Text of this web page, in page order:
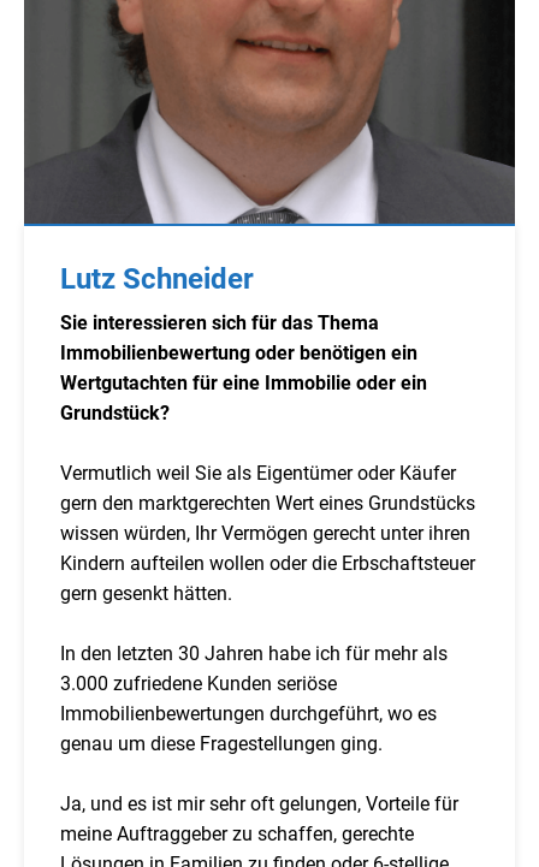
Lutz Schneider
Sie interessieren sich für das Thema
Immobilienbewertung oder benötigen ein
Wertgutachten für eine Immobilie oder ein
Grundstück?
Vermutlich weil Sie als Eigentümer oder Käufer
gern den marktgerechten Wert eines Grundstücks
wissen würden, Ihr Vermögen gerecht unter ihren
Kindern aufteilen wollen oder die Erbschaftsteuer
gern gesenkt hätten.
In den letzten 30 Jahren habe ich für mehr als
3.000 zufriedene Kunden seriöse
Immobilienbewertungen durchgeführt, wo es
genau um diese Fragestellungen ging.
Ja, und es ist mir sehr oft gelungen, Vorteile für
meine Auftraggeber zu schaffen, gerechte